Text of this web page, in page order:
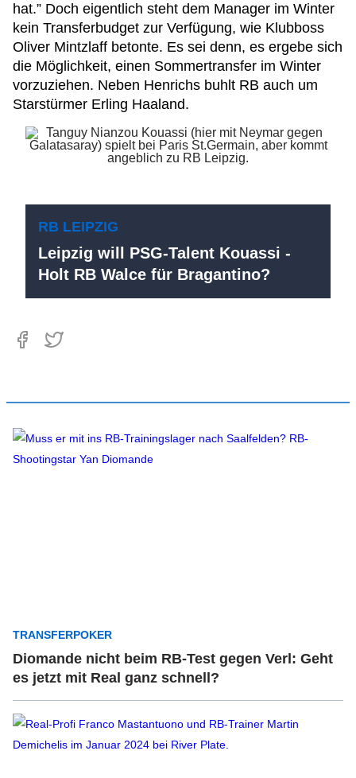
hat.” Doch eigentlich steht dem Manager im Winter
kein Transferbudget zur Verfügung, wie Klubboss
Oliver Mintzlaff betonte. Es sei denn, es ergebe sich
die Möglichkeit, einen Sommertransfer im Winter
vorzuziehen. Neben Henrichs buhlt RB auch um
Starstürmer Erling Haaland.
RB LEIPZIG
Leipzig will PSG-Talent Kouassi -
Holt RB Walce für Bragantino?
TRANSFERPOKER
Diomande nicht beim RB-Test gegen Verl: Geht
es jetzt mit Real ganz schnell?